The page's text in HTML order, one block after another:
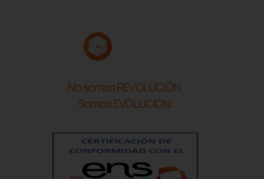
No somos REVOLUCIÓN.
Somos EVOLUCIÓN.